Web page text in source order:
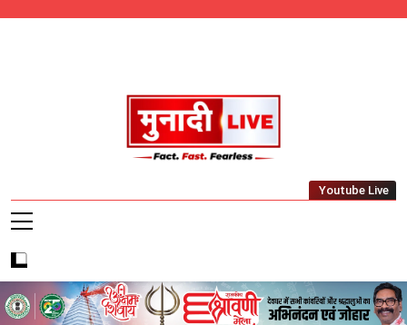
Munadi Live – Jharkhand's Leading Local
Youtube Live